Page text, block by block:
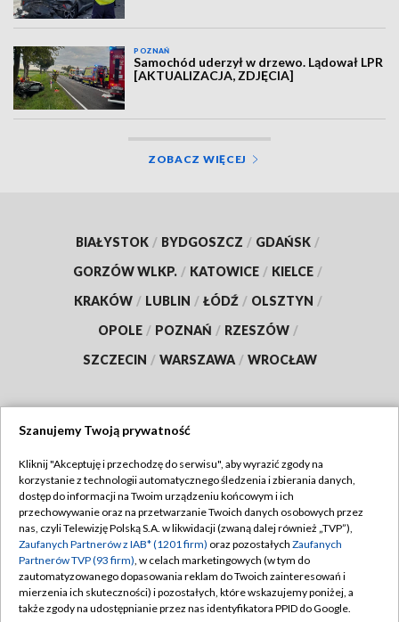
POZNAŃ
Samochód uderzył w drzewo. Lądował LPR
[AKTUALIZACJA, ZDJĘCIA]
ZOBACZ WIĘCEJ
BIAŁYSTOK / BYDGOSZCZ / GDAŃSK /
GORZÓW WLKP. / KATOWICE / KIELCE /
KRAKÓW / LUBLIN / ŁÓDŹ / OLSZTYN /
OPOLE / POZNAŃ / RZESZÓW /
SZCZECIN / WARSZAWA / WROCŁAW
TVP
Abonament TVP
Emisja w TVP
Centrum informacji TVP
Naziemna Telewizja Cyfrowa
Regulamin TVP
Polityka prywatności
Moje zgody
Pomoc
Szanujemy Twoją prywatność
Kliknij "Akceptuję i przechodzę do serwisu", aby wyrazić zgody na
korzystanie z technologii automatycznego śledzenia i zbierania danych,
dostęp do informacji na Twoim urządzeniu końcowym i ich
przechowywanie oraz na przetwarzanie Twoich danych osobowych przez
nas, czyli Telewizję Polską S.A. w likwidacji (zwaną dalej również „TVP”),
Zaufanych Partnerów z IAB* (1201 firm) oraz pozostałych Zaufanych
Partnerów TVP (93 firm), w celach marketingowych (w tym do
zautomatyzowanego dopasowania reklam do Twoich zainteresowań i
mierzenia ich skuteczności) i pozostałych, które wskazujemy poniżej, a
także zgody na udostępnianie przez nas identyfikatora PPID do Google.